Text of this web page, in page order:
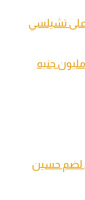
على تشيلسي
خبر في الجول – العاشر.. أحمد حمدي إلى الجونة بـ8 مليون جنيه
لضم حسين